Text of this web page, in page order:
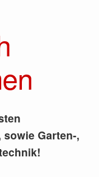
Garten-,